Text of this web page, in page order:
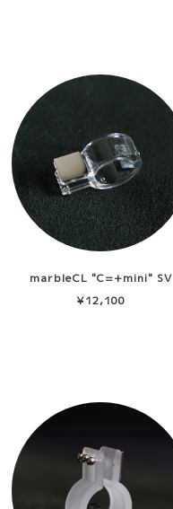
marbleCL "C=+mini" SV
¥12,100